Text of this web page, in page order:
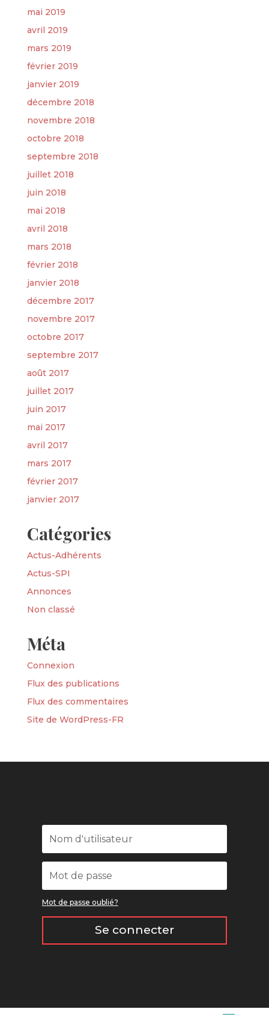
mai 2019
avril 2019
mars 2019
février 2019
janvier 2019
décembre 2018
novembre 2018
octobre 2018
septembre 2018
juillet 2018
juin 2018
mai 2018
avril 2018
mars 2018
février 2018
janvier 2018
décembre 2017
novembre 2017
octobre 2017
septembre 2017
août 2017
juillet 2017
juin 2017
mai 2017
avril 2017
mars 2017
février 2017
janvier 2017
Catégories
Actus-Adhérents
Actus-SPI
Annonces
Non classé
Méta
Connexion
Flux des publications
Flux des commentaires
Site de WordPress-FR
Mot de passe oublié?
Se connecter